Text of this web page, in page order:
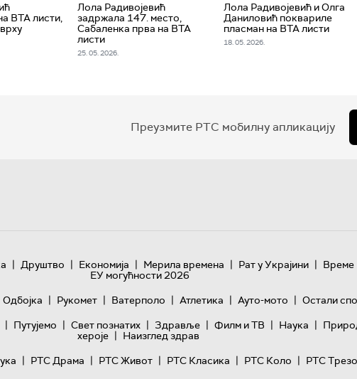
ВТА листи,
Лола Радивојевић
задржала 147. место,
Сабаленка прва на ВТА
листи
25. 05. 2026.
Лола Радивојевић и Олга
Даниловић поквариле
пласман на ВТА листи
18. 05. 2026.
Преузмите РТС мобилну апликацију
| Друштво | Економија | Мерила времена | Рат у Украјини | Време
ЕУ могућности 2026
Одбојка | Рукомет | Ватерполо | Атлетика | Ауто-мото | Остали
| Путујемо | Свет познатих | Здравље | Филм и ТВ | Наука |
хероје | Наизглед здрав
| РТС Драма | РТС Живот | РТС Класика | РТС Коло | РТС